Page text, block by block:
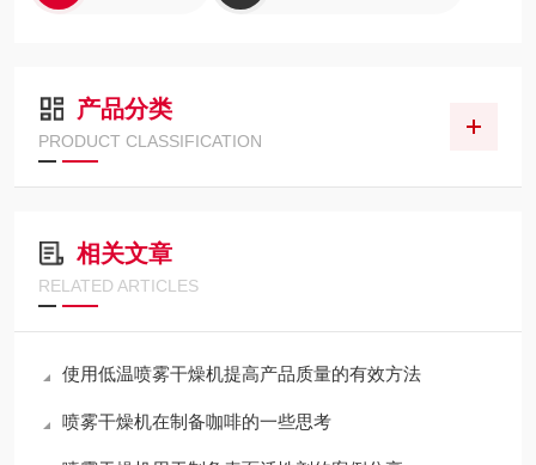
产品分类
PRODUCT CLASSIFICATION
相关文章
RELATED ARTICLES
使用低温喷雾干燥机提高产品质量的有效方法
喷雾干燥机在制备咖啡的一些思考